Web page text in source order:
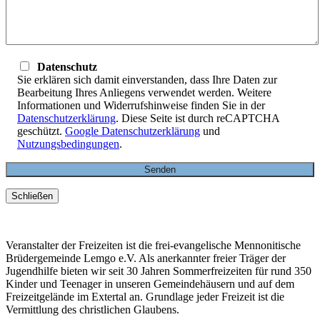
Datenschutz
Sie erklären sich damit einverstanden, dass Ihre Daten zur
Bearbeitung Ihres Anliegens verwendet werden. Weitere
Informationen und Widerrufshinweise finden Sie in der
Datenschutzerklärung. Diese Seite ist durch reCAPTCHA
geschützt. Google Datenschutzerklärung und
Nutzungsbedingungen.
Schließen
Veranstalter der Freizeiten ist die frei-evangelische Mennonitische
Brüdergemeinde Lemgo e.V. Als anerkannter freier Träger der
Jugendhilfe bieten wir seit 30 Jahren Sommerfreizeiten für rund 350
Kinder und Teenager in unseren Gemeindehäusern und auf dem
Freizeitgelände im Extertal an. Grundlage jeder Freizeit ist die
Vermittlung des christlichen Glaubens.